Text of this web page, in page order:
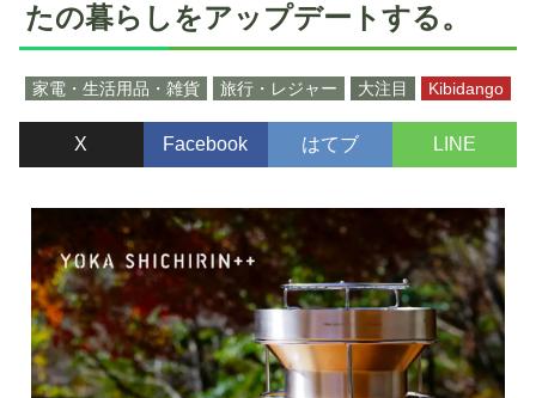
たの暮らしをアップデートする。
家電・生活用品・雑貨 旅行・レジャー 大注目 Kibidango
X Facebook はてブ LINE